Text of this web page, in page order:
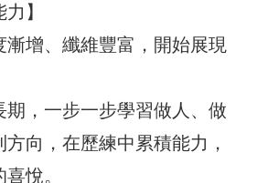
】
漸增、纖維豐富，開始展現
期，一步一步學習做人、做
向，在歷練中累積能力，
悅。